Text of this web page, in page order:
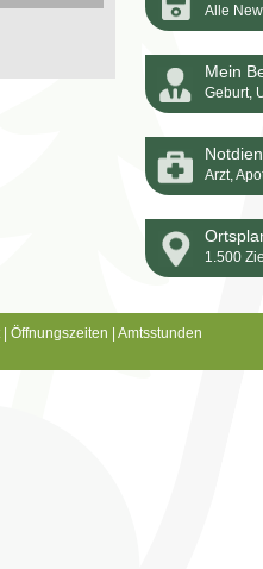
Alle
Mein
Geburt,
Arzt,
1.500
| Öffnungszeiten
Amtsstunden